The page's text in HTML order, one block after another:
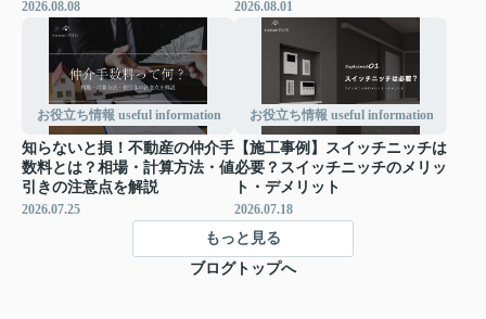
2026.08.08 2026.08.01
お役立ち情報 useful information
知らないと損！不動産の仲介手
数料とは？相場・計算方法・値
引きの注意点を解説
2026.07.25
お役立ち情報 useful information
【施工事例】スイッチニッチは
必要？スイッチニッチのメリッ
ト・デメリット
2026.07.18
もっと見る
ブログトップへ